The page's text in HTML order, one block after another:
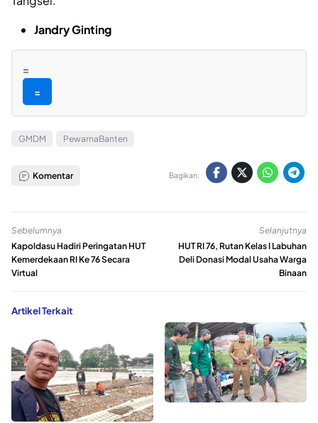
Jandry Ginting
=
=
GMDM PewarnaBanten
Komentar Bagikan:
Sebelumnya
Kapoldasu Hadiri Peringatan HUT
Kemerdekaan RI Ke 76 Secara
Virtual
Selanjutnya
HUT RI 76, Rutan Kelas I Labuhan
Deli Donasi Modal Usaha Warga
Binaan
Artikel Terkait